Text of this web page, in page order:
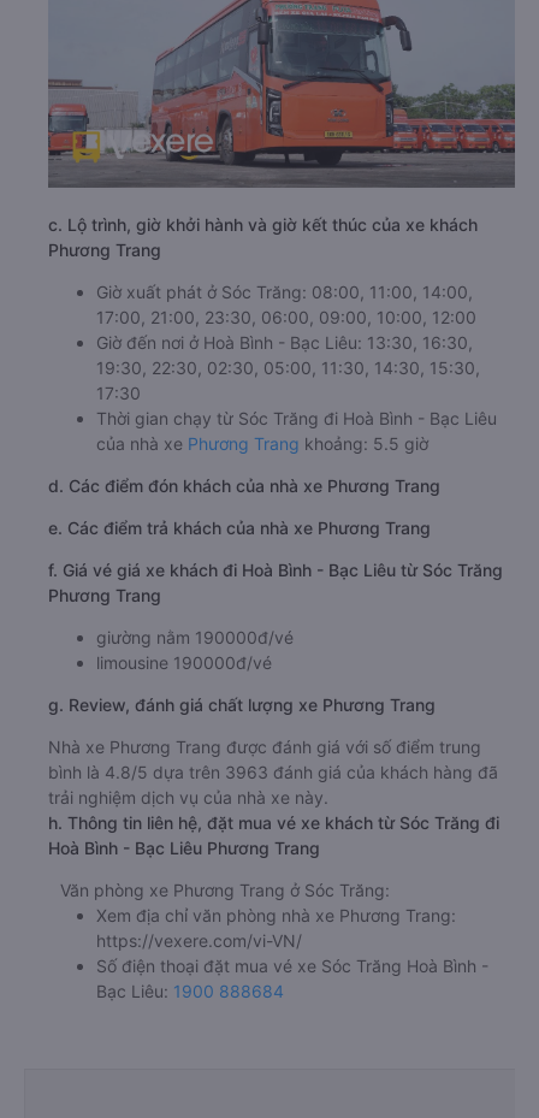
c. Lộ trình, giờ khởi hành và giờ kết thúc của xe khách
Phương Trang
Giờ xuất phát ở Sóc Trăng: 08:00, 11:00, 14:00,
17:00, 21:00, 23:30, 06:00, 09:00, 10:00, 12:00
Giờ đến nơi ở Hoà Bình - Bạc Liêu: 13:30, 16:30,
19:30, 22:30, 02:30, 05:00, 11:30, 14:30, 15:30,
17:30
Thời gian chạy từ Sóc Trăng đi Hoà Bình - Bạc Liêu
của nhà xe Phương Trang khoảng: 5.5 giờ
d. Các điểm đón khách của nhà xe Phương Trang
e. Các điểm trả khách của nhà xe Phương Trang
f. Giá vé giá xe khách đi Hoà Bình - Bạc Liêu từ Sóc Trăng
Phương Trang
giường nằm 190000đ/vé
limousine 190000đ/vé
g. Review, đánh giá chất lượng xe Phương Trang
Nhà xe Phương Trang được đánh giá với số điểm trung
bình là 4.8/5 dựa trên 3963 đánh giá của khách hàng đã
trải nghiệm dịch vụ của nhà xe này.
h. Thông tin liên hệ, đặt mua vé xe khách từ Sóc Trăng đi
Hoà Bình - Bạc Liêu Phương Trang
Văn phòng xe Phương Trang ở Sóc Trăng:
Xem địa chỉ văn phòng nhà xe Phương Trang:
https://vexere.com/vi-VN/
Số điện thoại đặt mua vé xe Sóc Trăng Hoà Bình -
Bạc Liêu: 1900 888684